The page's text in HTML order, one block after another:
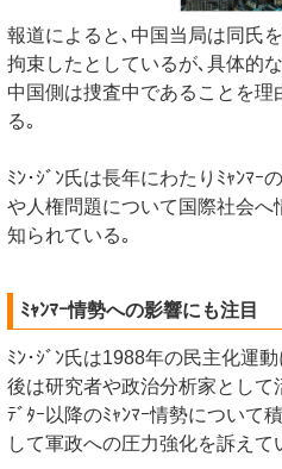
報道によると､中国当局は同氏
拘束したとしているが､具体的
中国側は捜査中であることを
る｡
ﾐﾝ･ｼﾞﾝ氏は長年にわたりﾐｬﾝﾏｰ
や人権問題について国際社会
知られている｡
ﾐｬﾝﾏｰ情勢への影響にも注目
ﾐﾝ･ｼﾞﾝ氏は1988年の民主化運
後は研究者や政治分析家として
ﾃﾞﾀｰ以降のﾐｬﾝﾏｰ情勢について
して軍政への圧力強化を訴えて